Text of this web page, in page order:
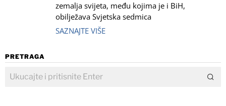
zemalja svijeta, među kojima je i BiH,
obilježava Svjetska sedmica
SAZNAJTE VIŠE
PRETRAGA